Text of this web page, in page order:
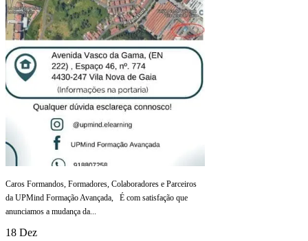
Caros Formandos, Formadores, Colaboradores e Parceiros
da UPMind Formação Avançada, É com satisfação que
anunciamos a mudança da...
18 Dez